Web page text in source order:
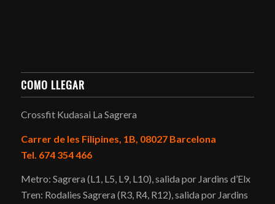
COMO LLEGAR
Crossfit Kudasai La Sagrera
Carrer de les Filipines, 1B, 08027 Barcelona
Tel. 674 354 466
Metro: Sagrera (L1, L5, L9, L10), salida por Jardins d’Elx
Tren: Rodalies Sagrera (R3, R4, R12), salida por Jardins